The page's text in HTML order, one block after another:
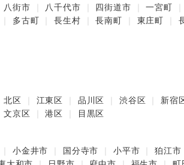
八街市 八千代市 四街道市
一宮町
多古町 長生村 長南町 東庄町
北区 江東区 品川区 渋谷区
新宿
文京区 港区 目黒区
小金井市 国分寺市 小平市
狛江市